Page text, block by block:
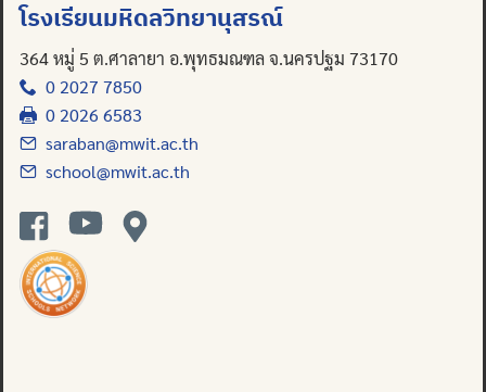
โรงเรียนมหิดลวิทยานุสรณ์
364 หมู่ 5 ต.ศาลายา อ.พุทธมณฑล จ.นครปฐม 73170
0 2027 7850
0 2026 6583
saraban@mwit.ac.th
school@mwit.ac.th